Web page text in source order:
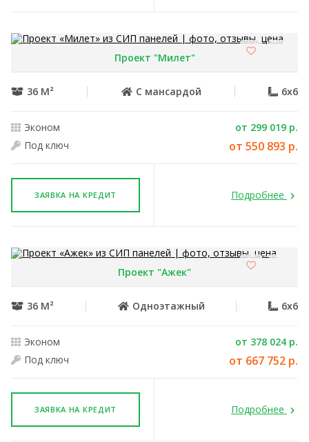
Проект "Милет"
36 М² С мансардой 6x6
Эконом
от 299 019 р.
Под ключ
от 550 893 р.
ЗАЯВКА НА КРЕДИТ Подробнее
Проект "Ажек"
36 М² Одноэтажный 6x6
Эконом
от 378 024 р.
Под ключ
от 667 752 р.
ЗАЯВКА НА КРЕДИТ Подробнее